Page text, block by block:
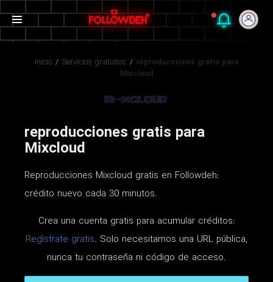
Inicio / Servicios gratuitos / reproducciones gratis para
Mixcloud
reproducciones gratis para
Mixcloud
Reproducciones Mixcloud gratis en Followdeh:
crédito nuevo cada 30 minutos.
Crea una cuenta gratis para acumular créditos:
Regístrate gratis. Solo necesitamos una URL pública,
nunca tu contraseña ni código de acceso.